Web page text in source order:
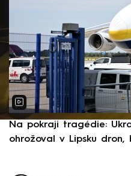
Na pokraji tragédie:
ohrožoval v Lipsku dron,